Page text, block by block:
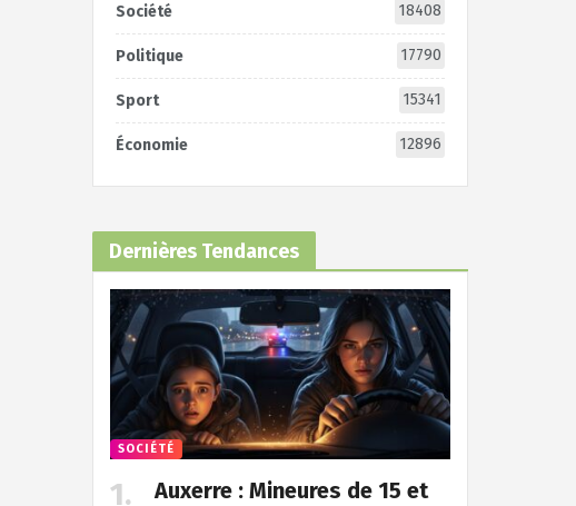
Société 18408
Politique 17790
Sport 15341
Économie 12896
Dernières Tendances
SOCIÉTÉ
Auxerre : Mineures de 15 et